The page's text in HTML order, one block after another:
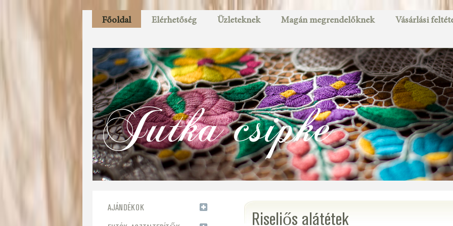
Főoldal Elérhetőség Üzleteknek Magán megrendelőknek Vásárlási
Jutka csipke
AJÁNDÉKOK
Riseliős alátétek